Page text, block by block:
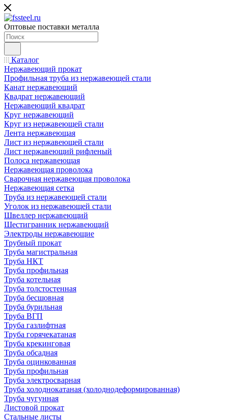
Оптовые поставки металла
Каталог
Нержавеющий прокат
Профильная труба из нержавеющей стали
Канат нержавеющий
Квадрат нержавеющий
Нержавеющий квадрат
Круг нержавеющий
Круг из нержавеющей стали
Лента нержавеющая
Лист из нержавеющей стали
Лист нержавеющий рифленый
Полоса нержавеющая
Нержавеющая проволока
Сварочная нержавеющая проволока
Нержавеющая сетка
Труба из нержавеющей стали
Уголок из нержавеющей стали
Швеллер нержавеющий
Шестигранник нержавеющий
Электроды нержавеющие
Трубный прокат
Труба магистральная
Труба НКТ
Труба профильная
Труба котельная
Труба толстостенная
Труба бесшовная
Труба бурильная
Труба ВГП
Труба газлифтная
Труба горячекатаная
Труба крекинговая
Труба обсадная
Труба оцинкованная
Труба профильная
Труба электросварная
Труба холоднокатаная (холоднодеформированная)
Труба чугунная
Листовой прокат
Стальные листы